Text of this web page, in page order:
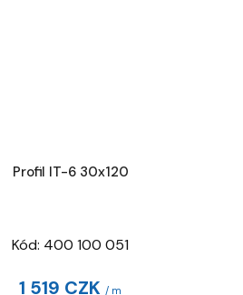
Profil IT-6 30x120
Kód: 400 100 051
1 519 CZK / m